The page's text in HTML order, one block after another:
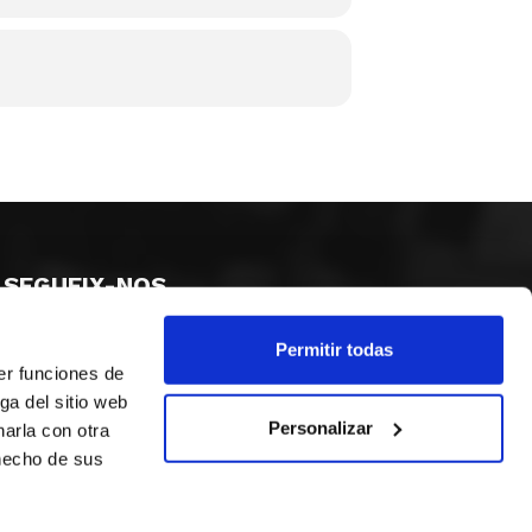
funciones de
del sitio web
con otra
de sus
Permitir todas
Personalizar
SEGUEIX-NOS